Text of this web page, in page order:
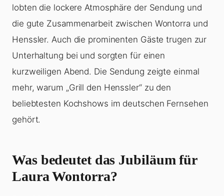
lobten die lockere Atmosphäre der Sendung und
die gute Zusammenarbeit zwischen Wontorra und
Henssler. Auch die prominenten Gäste trugen zur
Unterhaltung bei und sorgten für einen
kurzweiligen Abend. Die Sendung zeigte einmal
mehr, warum „Grill den Henssler“ zu den
beliebtesten Kochshows im deutschen Fernsehen
gehört.
Was bedeutet das Jubiläum für
Laura Wontorra?